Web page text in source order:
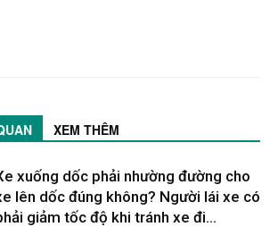
XEM THÊM
xuống dốc phải nhường đường cho
lên dốc đúng không? Người lái xe có
giảm tốc độ khi tránh xe đi...